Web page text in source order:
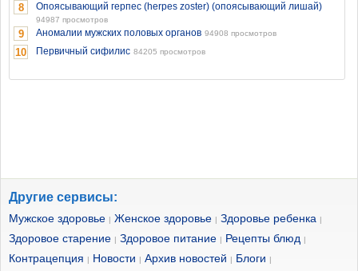
8 Опоясывающий герпес (herpes zoster) (опоясывающий лишай)
94987 просмотров
9 Аномалии мужских половых органов 94908 просмотров
10 Первичный сифилис 84205 просмотров
Другие сервисы:
Мужское здоровье | Женское здоровье | Здоровье ребенка |
Здоровое старение | Здоровое питание | Рецепты блюд |
Контрацепция | Новости | Архив новостей | Блоги |